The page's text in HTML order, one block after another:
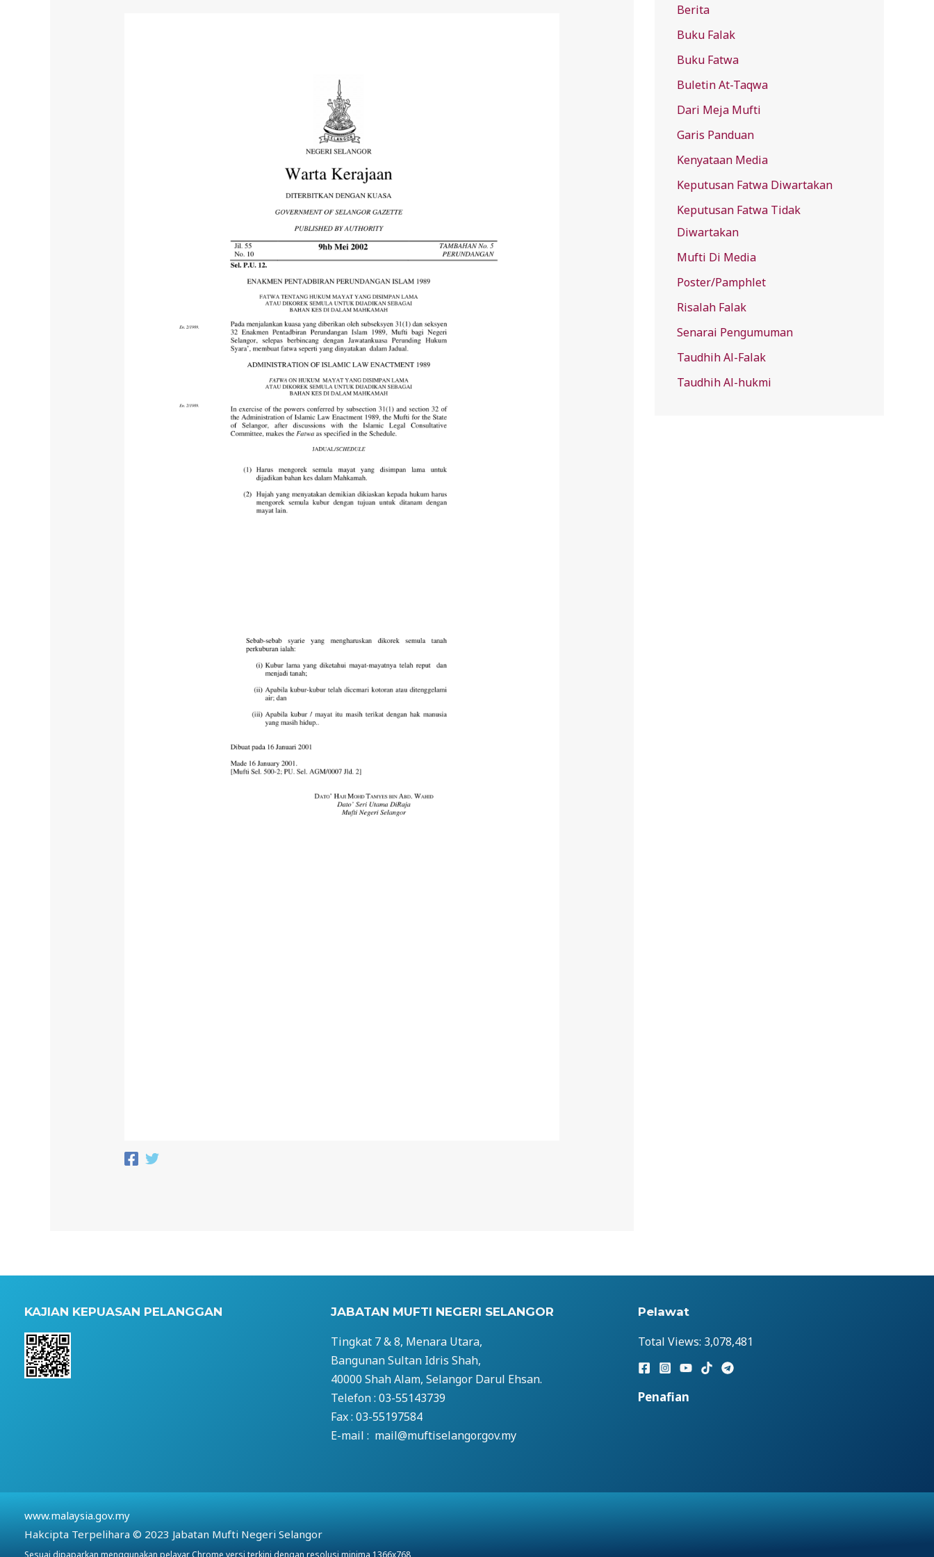
f
o
r
:
Berita
Buku Falak
Buku Fatwa
Buletin At-Taqwa
Dari Meja Mufti
Garis Panduan
Kenyataan Media
Keputusan Fatwa Diwartakan
Keputusan Fatwa Tidak
Diwartakan
Mufti Di Media
Poster/Pamphlet
Risalah Falak
Senarai Pengumuman
Taudhih Al-Falak
Taudhih Al-hukmi
KAJIAN KEPUASAN PELANGGAN JABATAN MUFTI NEGERI SELANGOR
Tingkat 7 & 8, Menara Utara,
Bangunan Sultan Idris Shah,
40000 Shah Alam, Selangor Darul Ehsan.
Telefon : 03-55143739
Fax : 03-55197584
E-mail : mail@muftiselangor.gov.my
Pelawat
Total Views: 3,078,481
Penafian
www.malaysia.gov.my
Hakcipta Terpelihara © 2023 Jabatan Mufti Negeri Selangor
Sesuai dipaparkan menggunakan pelayar Chrome versi terkini dengan resolusi minima 1366x768